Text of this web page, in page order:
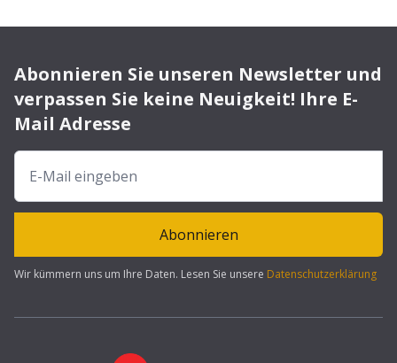
Abonnieren Sie unseren Newsletter und
verpassen Sie keine Neuigkeit! Ihre E-
Mail Adresse
Abonnieren
Wir kümmern uns um Ihre Daten. Lesen Sie unsere Datenschutzerklärung